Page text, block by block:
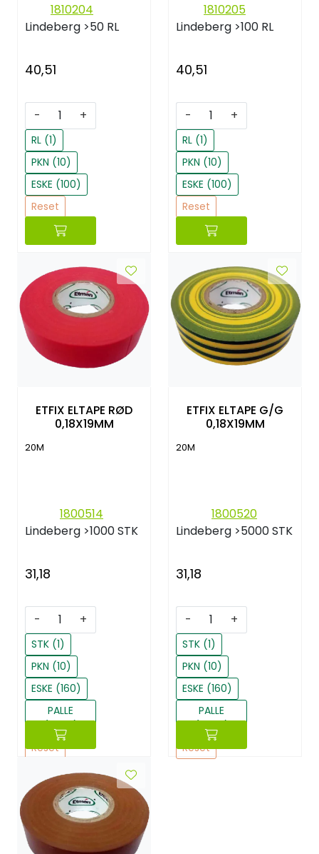
1810204
Lindeberg >50 RL
40,51
- +
RL (1)
PKN (10)
ESKE (100)
Reset
1810205
Lindeberg >100 RL
40,51
- +
RL (1)
PKN (10)
ESKE (100)
Reset
ETFIX ELTAPE RØD
0,18X19MM
20M
1800514
Lindeberg >1000 STK
31,18
- +
STK (1)
PKN (10)
ESKE (160)
PALLE
(2880)
Reset
ETFIX ELTAPE G/G
0,18X19MM
20M
1800520
Lindeberg >5000 STK
31,18
- +
STK (1)
PKN (10)
ESKE (160)
PALLE
(2880)
Reset